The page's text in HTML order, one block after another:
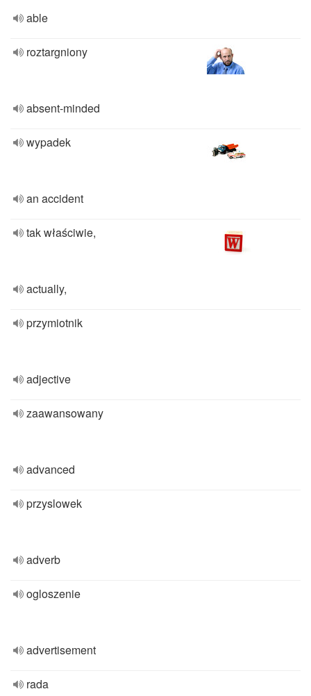
able
roztargniony
absent-minded
wypadek
an accident
tak właściwie,
actually,
przymiotnik
adjective
zaawansowany
advanced
przyslowek
adverb
ogloszenie
advertisement
rada